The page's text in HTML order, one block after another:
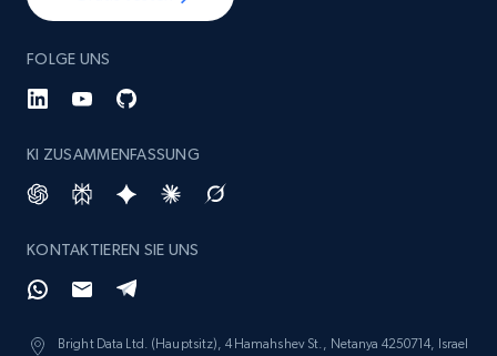
FOLGE UNS
KI ZUSAMMENFASSUNG
KONTAKTIEREN SIE UNS
Bright Data Ltd. (Hauptsitz), 4 Hamahshev St., Netanya 4250714, Israel